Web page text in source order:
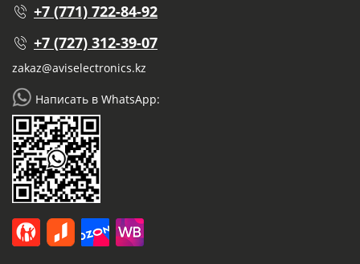
+7 (771) 722-84-92
+7 (727) 312-39-07
zakaz@aviselectronics.kz
Написать в WhatsApp: